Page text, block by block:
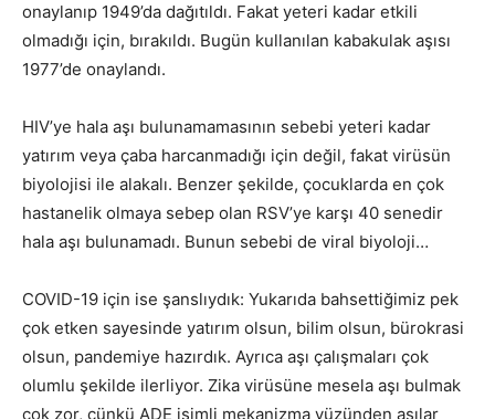
onaylanıp 1949’da dağıtıldı. Fakat yeteri kadar etkili
olmadığı için, bırakıldı. Bugün kullanılan kabakulak aşısı
1977’de onaylandı.
HIV’ye hala aşı bulunamamasının sebebi yeteri kadar
yatırım veya çaba harcanmadığı için değil, fakat virüsün
biyolojisi ile alakalı. Benzer şekilde, çocuklarda en çok
hastanelik olmaya sebep olan RSV’ye karşı 40 senedir
hala aşı bulunamadı. Bunun sebebi de viral biyoloji…
COVID-19 için ise şanslıydık: Yukarıda bahsettiğimiz pek
çok etken sayesinde yatırım olsun, bilim olsun, bürokrasi
olsun, pandemiye hazırdık. Ayrıca aşı çalışmaları çok
olumlu şekilde ilerliyor. Zika virüsüne mesela aşı bulmak
çok zor, çünkü ADE isimli mekanizma yüzünden aşılar